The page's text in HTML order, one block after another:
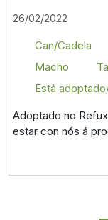
26/02/2022
Can/Cadela
Macho
Está
Adoptado no
estar con nós á